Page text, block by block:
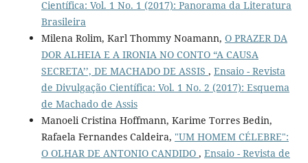
Científica: Vol. 1 No. 1 (2017): Panorama da Literatura
Brasileira
Milena Rolim, Karl Thommy Noamann, O PRAZER DA
DOR ALHEIA E A IRONIA NO CONTO “A CAUSA
SECRETA’’, DE MACHADO DE ASSIS , Ensaio - Revista
de Divulgação Científica: Vol. 1 No. 2 (2017): Esquema
de Machado de Assis
Manoeli Cristina Hoffmann, Karime Torres Bedin,
Rafaela Fernandes Caldeira, "UM HOMEM CÉLEBRE":
O OLHAR DE ANTONIO CANDIDO , Ensaio - Revista de